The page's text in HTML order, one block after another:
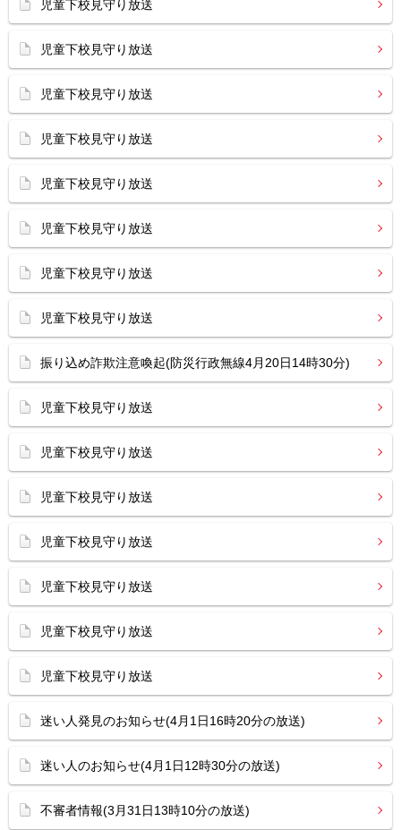
児童下校見守り放送
児童下校見守り放送
児童下校見守り放送
児童下校見守り放送
児童下校見守り放送
児童下校見守り放送
児童下校見守り放送
児童下校見守り放送
振り込め詐欺注意喚起(防災行政無線4月20日14時30分)
児童下校見守り放送
児童下校見守り放送
児童下校見守り放送
児童下校見守り放送
児童下校見守り放送
児童下校見守り放送
児童下校見守り放送
迷い人発見のお知らせ(4月1日16時20分の放送)
迷い人のお知らせ(4月1日12時30分の放送)
不審者情報(3月31日13時10分の放送)